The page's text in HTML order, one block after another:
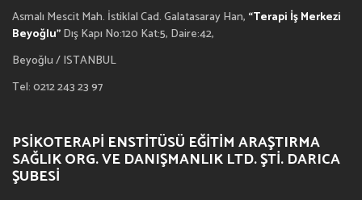
Asmalı Mescit Mah. İstiklal Cad. Galatasaray Han, “Terapi İş Merkezi
Beyoğlu”Dış Kapı No:120 Kat:5, Daire:42,
Beyoğlu / ISTANBUL
Tel: 0212 243 23 97
PSIKOTERAPI ENSTITÜSÜ EĞITIM ARAŞTIRMA
SAĞLIK ORG. VE DANIŞMANLIK LTD. ŞTI. DARICA
ŞUBESI